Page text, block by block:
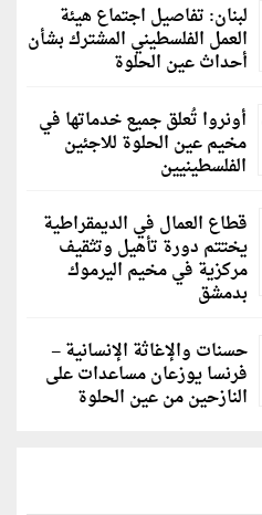
لبنان: تفاصيل اجتماع هيئة
العمل الفلسطيني المشترك بشأن
أحداث عين الحلوة
أونروا تُعلق جميع خدماتها في
مخيم عين الحلوة للاجئين
الفلسطينيين
قطاع العمال في الديمقراطية
يختتم دورة تأهيل وتثقيف
مركزية في مخيم اليرموك
بدمشق
حسنات والإغاثة الإنسانية –
فرنسا يوزعان مساعدات على
النازحين من عين الحلوة